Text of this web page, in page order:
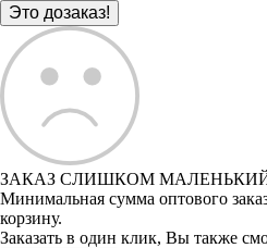
ЗАКАЗ СЛИШКОМ
Минимальная сумма оптового
корзину.
Заказать в один клик, Вы также